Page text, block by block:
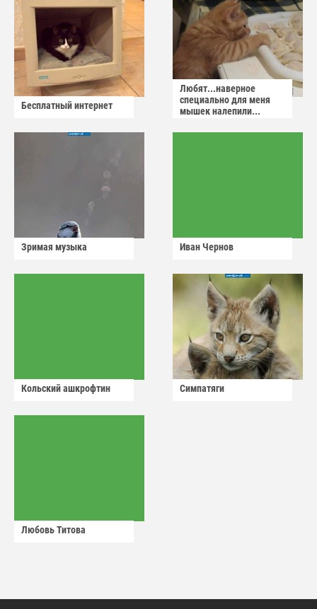
Бесплатный интернет
Любят...наверное
специально для меня
мышек налепили...
Зримая музыка Иван Чернов
Кольский ашкрофтин Симпатяги
Любовь Титова